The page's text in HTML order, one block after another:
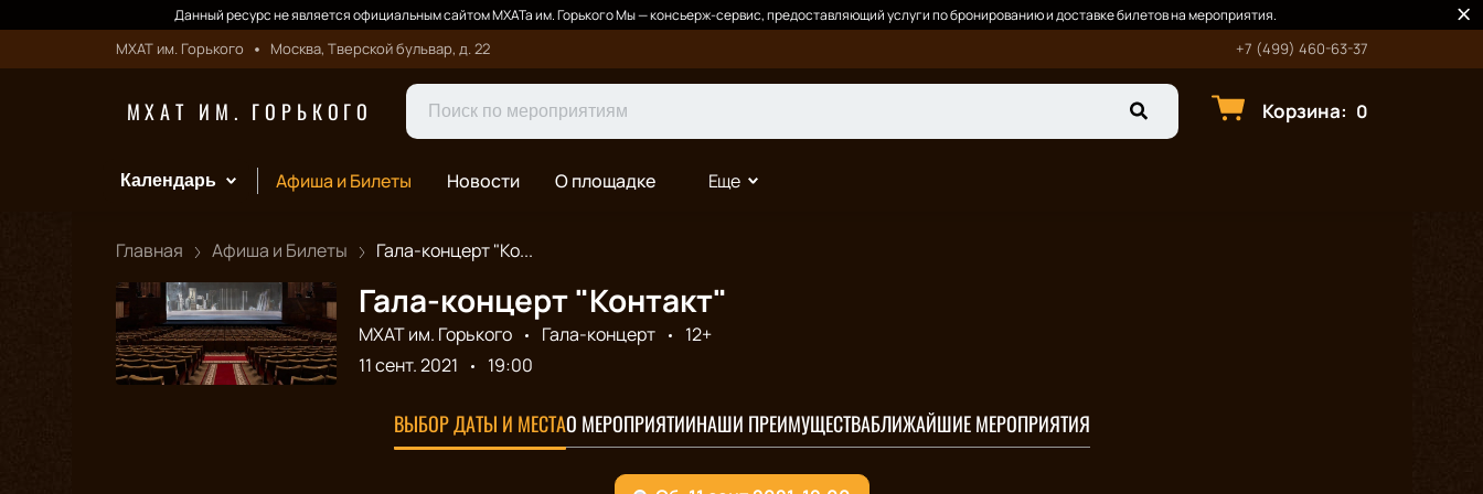
Данный ресурс не является официальным сайтом МХАТа им. Горького Мы — консьерж-сервис, предоставляющий услуги по бронированию и доставке билетов на мероприятия.
МХАТ им. Горького Москва, Тверской бульвар, д. 22 +7 (499) 460-63-37
МХАТ ИМ. ГОРЬКОГО Корзина: 0
Календарь Афиша и Билеты Новости О площадке Еще
Главная Афиша и Билеты Гала-концерт "Ко...
Гала-концерт "Контакт"
МХАТ им. Горького Гала-концерт
12+
11 сент. 2021
19:00
ВЫБОР ДАТЫ И МЕСТАО МЕРОПРИЯТИИНАШИ ПРЕИМУЩЕСТВАБЛИЖАЙШИЕ МЕРОПРИЯТИЯ